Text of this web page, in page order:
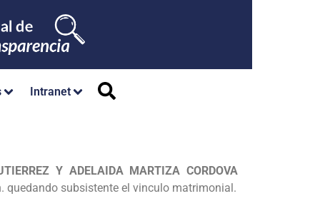
Intranet
Y ADELAIDA MARTIZA CORDOVA
quedando subsistente el vinculo matrimonial.